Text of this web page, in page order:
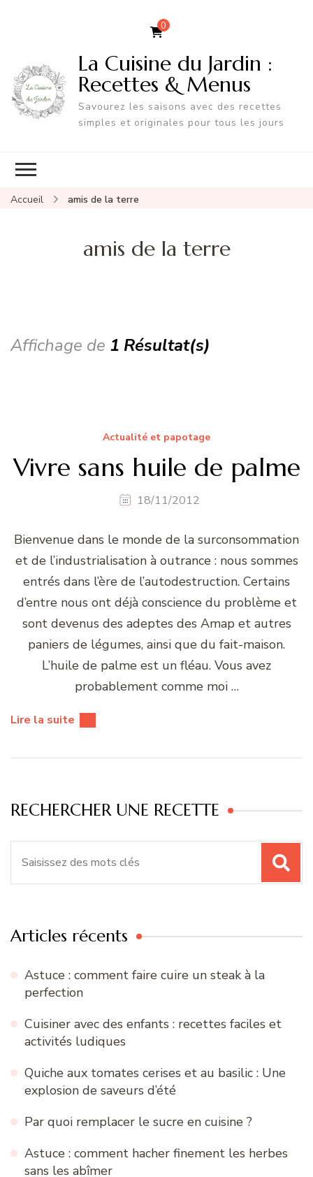
0
La Cuisine du Jardin :
Recettes & Menus
Savourez les saisons avec des recettes
simples et originales pour tous les jours
Accueil amis de la terre
amis de la terre
Affichage de 1 Résultat(s)
Actualité et papotage
Vivre sans huile de palme
18/11/2012
Bienvenue dans le monde de la surconsommation
et de l’industrialisation à outrance : nous sommes
entrés dans l’ère de l’autodestruction. Certains
d’entre nous ont déjà conscience du problème et
sont devenus des adeptes des Amap et autres
paniers de légumes, ainsi que du fait-maison.
L’huile de palme est un fléau. Vous avez
probablement comme moi …
Lire la suite
RECHERCHER UNE RECETTE
Articles récents
Astuce : comment faire cuire un steak à la
perfection
Cuisiner avec des enfants : recettes faciles et
activités ludiques
Quiche aux tomates cerises et au basilic : Une
explosion de saveurs d’été
Par quoi remplacer le sucre en cuisine ?
Astuce : comment hacher finement les herbes
sans les abîmer